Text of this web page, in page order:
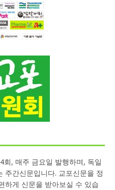
, 매주 금요일 발행하며, 독일
주간신문입니다. 교포신문을 정
하게 신문을 받아보실 수 있습